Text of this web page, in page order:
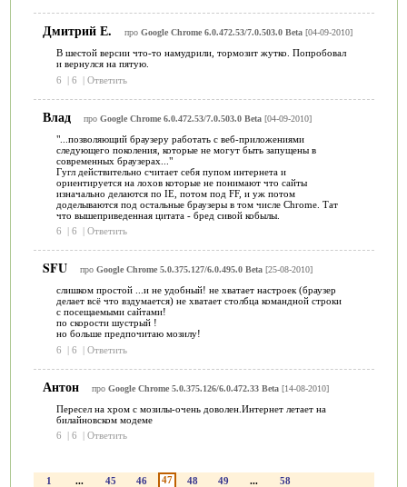
Дмитрий Е. про Google Chrome 6.0.472.53/7.0.503.0 Beta[04-09-2010]
В шестой версии что-то намудрили, тормозит жутко. Попробовал
и вернулся на пятую.
6
| 6 | Ответить
Влад про Google Chrome 6.0.472.53/7.0.503.0 Beta[04-09-2010]
"...позволяющий браузеру работать с веб-приложениями
следующего поколения, которые не могут быть запущены в
современных браузерах..."
Гугл действительно считает себя пупом интернета и
ориентируется на лохов которые не понимают что сайты
изначально делаются по IE, потом под FF, и уж потом
доделываются под остальные браузеры в том числе Chrome. Тат
что вышеприведенная цитата - бред сивой кобылы.
6
| 6 | Ответить
SFU про Google Chrome 5.0.375.127/6.0.495.0 Beta[25-08-2010]
слишком простой ...и не удобный! не хватает настроек (браузер
делает всё что вздумается) не хватает столбца командной строки
с посещаемыми сайтами!
по скорости шустрый !
но больше предпочитаю мозилу!
6
| 6 | Ответить
Антон про Google Chrome 5.0.375.126/6.0.472.33 Beta[14-08-2010]
Пересел на хром с мозилы-очень доволен.Интернет летает на
билайновском модеме
6
| 6 | Ответить
1 ... 45 46 47 48 49 ... 58